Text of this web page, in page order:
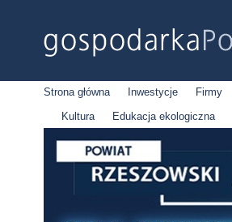
Strona główna Inwestycje Firmy
Kultura
Edukacja ekologiczna